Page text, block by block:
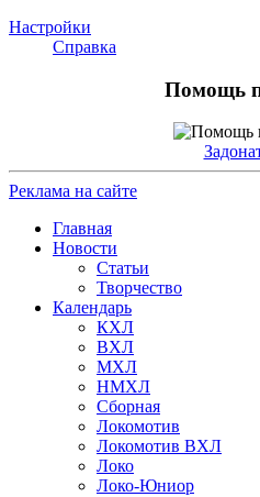
Настройки
Справка
Помощь
Реклама на сайте
Главная
Новости
Статьи
Творчество
Календарь
КХЛ
ВХЛ
МХЛ
НМХЛ
Сборная
Локомотив
Локомотив ВХЛ
Локо
Локо-Юниор